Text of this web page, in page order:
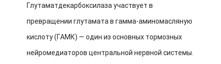
Глутаматдекарбоксилаза участвует в
превращении глутамата в гамма-аминомасляную
кислоту (ГАМК) — один из основных тормозных
нейромедиаторов центральной нервной системы.